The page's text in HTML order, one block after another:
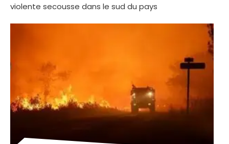
violente secousse dans le sud du pays